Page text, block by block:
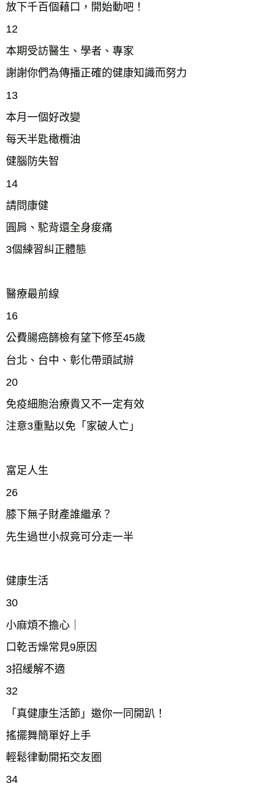
放下千百個藉口，開始動吧！
12
本期受訪醫生、學者、專家
謝謝你們為傳播正確的健康知識而努力
13
本月一個好改變
每天半匙橄欖油
健腦防失智
14
請問康健
圓肩、駝背還全身痠痛
3個練習糾正體態
醫療最前線
16
公費腸癌篩檢有望下修至45歲
台北、台中、彰化帶頭試辦
20
免疫細胞治療貴又不一定有效
注意3重點以免「家破人亡」
富足人生
26
膝下無子財產誰繼承？
先生過世小叔竟可分走一半
健康生活
30
小麻煩不擔心｜
口乾舌燥常見9原因
3招緩解不適
32
「真健康生活節」邀你一同開趴！
搖擺舞簡單好上手
輕鬆律動開拓交友圈
34